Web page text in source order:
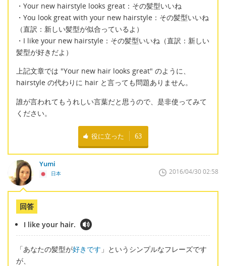
・Your new hairstyle looks great：その髪型いいね
・You look great with your new hairstyle：その髪型いいね
（直訳：新しい髪型が似合っているよ）
・I like your new hairstyle：その髪型いいね（直訳：新しい
髪型が好きだよ）
上記文章では "Your new hair looks great" のように、
hairstyle の代わりに hair と言っても問題ありません。
誰が言われてもうれしい言葉だと思うので、是非使ってみて
ください。
役に立った 63
Yumi
日本 2016/04/30 02:58
回答
I like your hair.
「あなたの髪型が好きです 」というシンプルなフレーズです
が、